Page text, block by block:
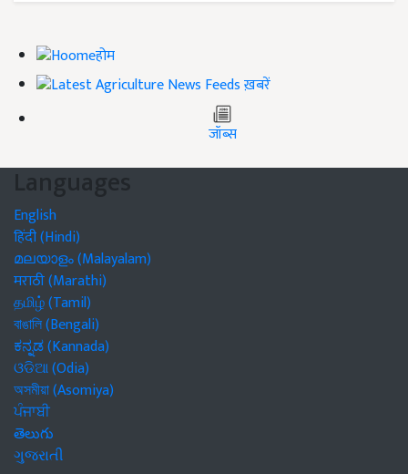
होम
ख़बरें
जॉब्स
Languages
English
हिंदी (Hindi)
മലയാളം (Malayalam)
मराठी (Marathi)
தமிழ் (Tamil)
বাঙালি (Bengali)
ಕನ್ನಡ (Kannada)
ଓଡିଆ (Odia)
অসমীয়া (Asomiya)
ਪੰਜਾਬੀ
తెలుగు
ગુજરાતી